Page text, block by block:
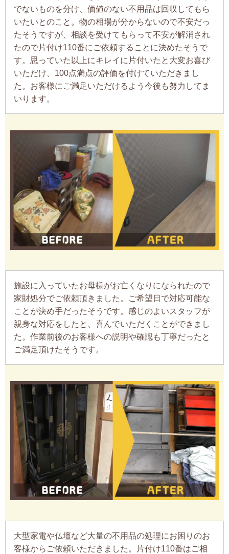
でないものを分け、価値のない不用品は回収してもら
いたいとのこと。物の相場が分からないので不安だっ
たそうですが、相談を受けてもらって不安が解消され
たので片付け110番にご依頼することに決めたそうで
す。思っていた以上にキレイに片付いたと大変お喜び
いただけ、100点満点の評価を付けていただきまし
た。お客様にご満足いただけるよう今後も努力してま
いります。
施設に入っていたお母様がお亡くなりになられたので
家財処分でご依頼頂きました。ご希望日で対応可能な
ことが決め手だったそうです。感じのよいスタッフが
親身な対応をしたと、喜んでいただくことができまし
た。作業前後のお客様への説明や確認も丁寧だったと
ご満足頂けたそうです。
大型家電や仏壇など大量の不用品の処理にお困りのお
客様からご依頼いただきました。片付け110番はご相